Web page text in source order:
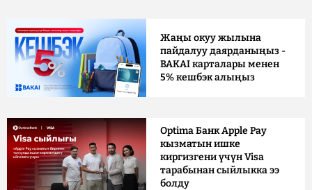
Жаңы окуу жылына
пайдалуу даярданыңыз -
BAKAI карталары менен
5% кешбэк алыңыз
Optima Банк Apple Pay
кызматын ишке
киргизгени үчүн Visa
тарабынан сыйлыкка ээ
болду